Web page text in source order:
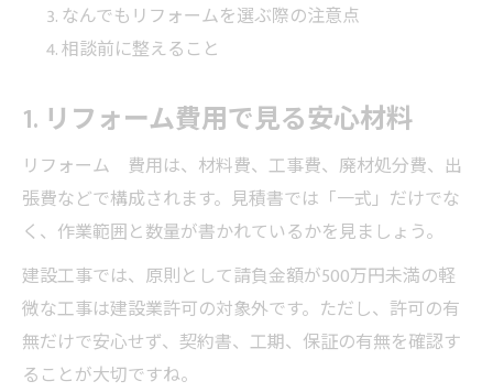
なんでもリフォームを選ぶ際の注意点
相談前に整えること
1. リフォーム費用で見る安心材料
リフォーム 費用は、材料費、工事費、廃材処分費、出
張費などで構成されます。見積書では「一式」だけでな
く、作業範囲と数量が書かれているかを見ましょう。
建設工事では、原則として請負金額が500万円未満の軽
微な工事は建設業許可の対象外です。ただし、許可の有
無だけで安心せず、契約書、工期、保証の有無を確認す
ることが大切ですね。